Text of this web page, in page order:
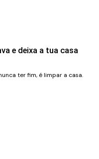
e deixa a tua casa
ter fim, é limpar a casa.